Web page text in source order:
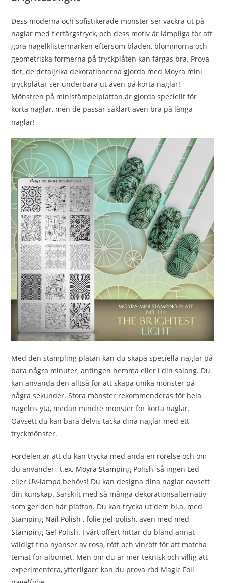
Dess moderna och sofistikerade mönster ser vackra ut på
naglar med flerfärgstryck, och dess motiv är lämpliga för att
göra nagelklistermärken eftersom bladen, blommorna och
geometriska formerna på tryckplåten kan färgas bra. Prova
det, de detaljrika dekorationerna gjorda med Moyra mini
tryckplåtar ser underbara ut även på korta naglar!
Mönstren på ministämpelplattan är gjorda speciellt för
korta naglar, men de passar såklart även bra på långa
naglar!
Med den stämpling platan kan du skapa speciella naglar på
bara några minuter, antingen hemma eller i din salong. Du
kan använda den alltså för att skapa unika mönster på
några sekunder.Stora mönster rekommenderas för hela
nagelns yta, medan mindre mönster för korta naglar.
Oavsett du kan bara delvis täcka dina naglar med ett
tryckmönster.
Fördelen är att du kan trycka med ända en rörelse och om
du använder , t.ex. Moyra Stamping Polish, så ingen Led
eller UV-lampa behövs! Du kan designa dina naglar oavsett
din kunskap. Särskilt med så många dekorationsalternativ
som ger den här plattan. Du kan trycka ut dem bl.a. med
Stamping Nail Polish , folie gel polish, även med med
Stamping Gel Polish. I vårt offert hittar du bland annat
väldigt fina nyanser av rosa, rött och vinrött för att matcha
temat för albumet. Men om du är mer teknisk och villig att
experimentera, ytterligare kan du prova röd Magic Foil